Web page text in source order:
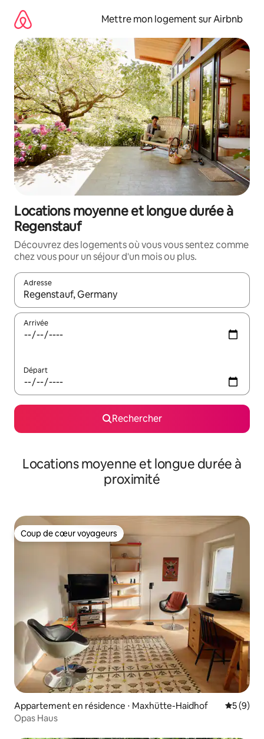
directement
contenu
Mettre mon logement sur Airbnb
Locations moyenne et longue durée à
Regenstauf
Découvrez des logements où vous vous sentez comme
chez vous pour un séjour d'un mois ou plus.
Adresse
Lorsque les résultats s'affichent, utilisez les flèches vers le
Arrivée
Départ
Rechercher
Locations moyenne et longue durée à
proximité
Coup de cœur voyageurs
Coup de cœur voyageurs
Appartement en résidence ⋅ Maxhütte-Haidhof
5 (9)
Opas Haus